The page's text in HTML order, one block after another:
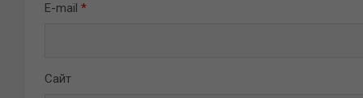
E-mail *
Сайт